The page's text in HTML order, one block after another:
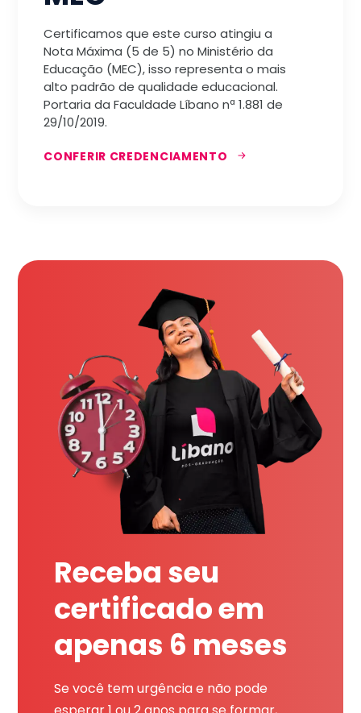
Certificamos que este curso atingiu a
Nota Máxima (5 de 5) no Ministério da
Educação (MEC), isso representa o mais
alto padrão de qualidade educacional.
Portaria da Faculdade Líbano nª 1.881 de
29/10/2019.
CONFERIR CREDENCIAMENTO
Receba seu
certificado em
apenas 6 meses
Se você tem urgência e não pode